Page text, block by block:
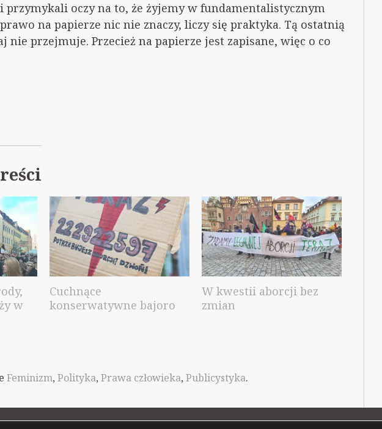
przymykali oczy na to, że żyjemy w fundamentalistycznym
na papierze nic nie znaczy, liczy się praktyka. Tą ostatnią
przejmuje. Przecież na papierze jest zapisane, więc o co
w
Cuchnące
konserwatywne bajoro
W kwestii aborcji bez
zmian
Feminizm, Polityka, Prawa człowieka, Publicystyka.